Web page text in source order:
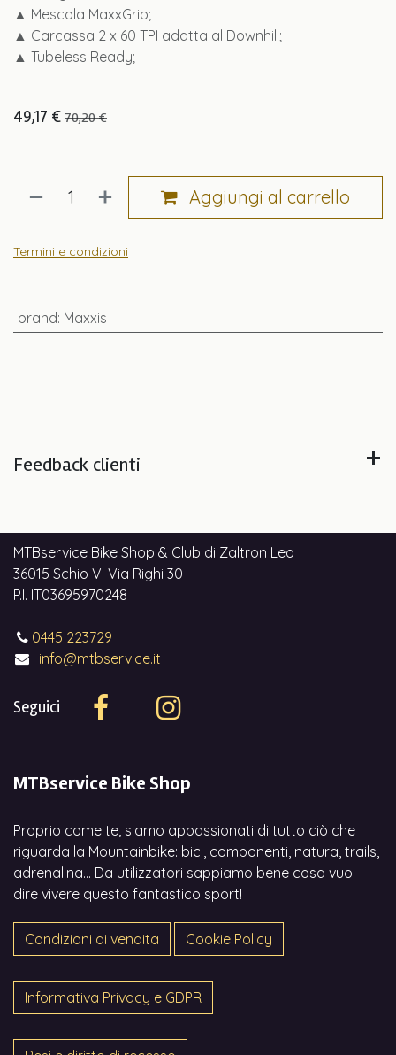
▲ Mescola MaxxGrip;
▲ Carcassa 2 x 60 TPI adatta al Downhill;
▲ Tubeless Ready;
49,17 € 70,20€
Aggiungi al carrello
Termini e condizioni
brand: Maxxis
Feedback clienti
MTBservice Bike Shop & Club di Zaltron Leo
36015 Schio VI Via Righi 30
P.I. IT03695970248
0445 223729
info@mtbservice.it
Seguici
MTBservice Bike Shop
Proprio come te, siamo appassionati di tutto ciò che
riguarda la Mountainbike: bici, componenti, natura, trails,
adrenalina... Da utilizzatori sappiamo bene cosa vuol
dire vivere questo fantastico sport!
Condizioni di vendita Cookie Policy
Informativa Privacy e GDPR